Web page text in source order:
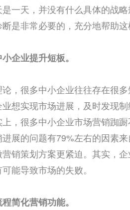
一天，并没有什么具体的战
是非常必要的，充分地帮助
企业提升短板。
，很多中小企业往往存在很
想实现市场进展，及时发现
，很多中小企业市场营销踟
展的问题有79%左右的因素
销策划方案更紧迫。其实，
能导致市场的失败。
简化营销功能。